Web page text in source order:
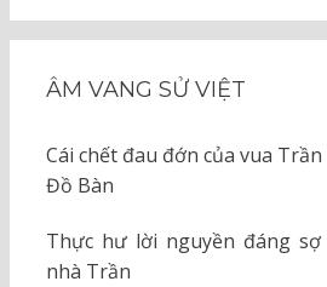
ÂM VANG SỬ VIỆT
Cái chết đau đớn của vua
Đồ Bàn
Thực hư lời nguyền đáng
nhà Trần